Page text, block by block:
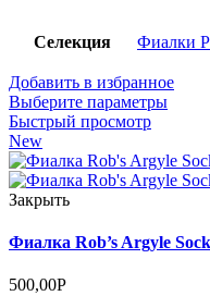
Селекция Фиалки
Добавить в избранное
Выберите параметры
Быстрый просмотр
New
Закрыть
Фиалка Rob’s Argyle
500,00Р